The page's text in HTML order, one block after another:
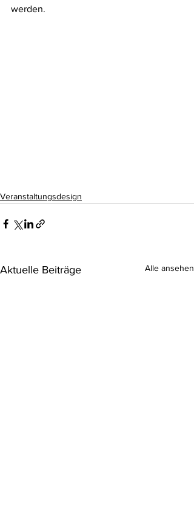
werden.
Veranstaltungsdesign
Aktuelle Beiträge Alle ansehen